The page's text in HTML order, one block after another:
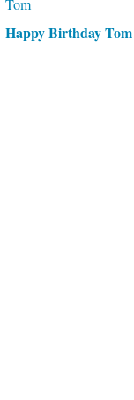
Happy Birthday Tom